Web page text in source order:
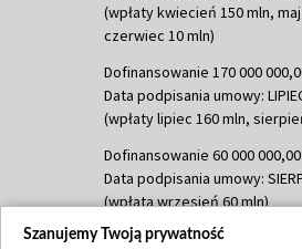
(wpłaty kwiecień 150 mln,
czerwiec 10 mln)
Dofinansowanie 170 000
Data podpisania umowy:
(wpłaty lipiec 160 mln,
Dofinansowanie 60 000 000,00
Data podpisania umowy:
(wpłata wrzesień 60 mln)
Dofinansowanie 635 783 051,21
Szanujemy Twoją prywatność